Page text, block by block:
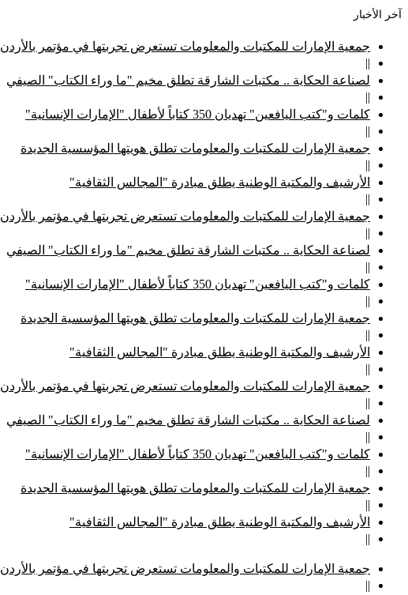
آخر الأخبار
جمعية الإمارات للمكتبات والمعلومات تستعرض تجربتها في مؤتمر بالأردن
||
لصناعة الحكاية .. مكتبات الشارقة تطلق مخيم "ما وراء الكتاب" الصيفي
||
كلمات و"كتب اليافعين" تهديان 350 كتاباً لأطفال "الإمارات الإنسانية"
||
جمعية الإمارات للمكتبات والمعلومات تطلق هويتها المؤسسية الجديدة
||
الأرشيف والمكتبة الوطنية يطلق مبادرة "المجالس الثقافية"
||
جمعية الإمارات للمكتبات والمعلومات تستعرض تجربتها في مؤتمر بالأردن
||
لصناعة الحكاية .. مكتبات الشارقة تطلق مخيم "ما وراء الكتاب" الصيفي
||
كلمات و"كتب اليافعين" تهديان 350 كتاباً لأطفال "الإمارات الإنسانية"
||
جمعية الإمارات للمكتبات والمعلومات تطلق هويتها المؤسسية الجديدة
||
الأرشيف والمكتبة الوطنية يطلق مبادرة "المجالس الثقافية"
||
جمعية الإمارات للمكتبات والمعلومات تستعرض تجربتها في مؤتمر بالأردن
||
لصناعة الحكاية .. مكتبات الشارقة تطلق مخيم "ما وراء الكتاب" الصيفي
||
كلمات و"كتب اليافعين" تهديان 350 كتاباً لأطفال "الإمارات الإنسانية"
||
جمعية الإمارات للمكتبات والمعلومات تطلق هويتها المؤسسية الجديدة
||
الأرشيف والمكتبة الوطنية يطلق مبادرة "المجالس الثقافية"
||
جمعية الإمارات للمكتبات والمعلومات تستعرض تجربتها في مؤتمر بالأردن
||